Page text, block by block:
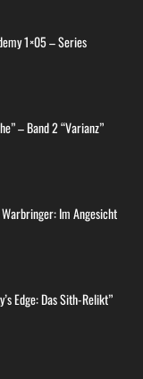
1×05 – Series
– Band 2 “Varianz”
Im Angesicht
Edge: Das Sith-Relikt”